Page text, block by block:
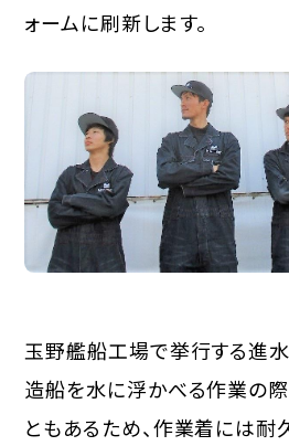
ォームに刷新します。
玉野艦船工場で挙行する進
造船を水に浮かべる作業の
ともあるため、作業着には耐